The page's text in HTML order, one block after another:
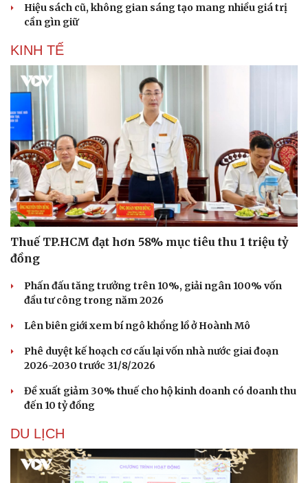
Sức khỏe
Dinh dưỡng - món ngon
Cây thuốc
Sản phụ khoa
Nhi khoa
Nam khoa
Làm đẹp - giảm cân
Phòng mạch online
Ăn sạch sống khỏe
Hiệu sách cũ, không gian sáng tạo mang nhiều giá trị
cần gìn giữ
KINH TẾ
Thuế TP.HCM đạt hơn 58% mục tiêu thu 1 triệu tỷ
đồng
Phấn đấu tăng trưởng trên 10%, giải ngân 100% vốn
đầu tư công trong năm 2026
Lên biên giới xem bí ngô khổng lồ ở Hoành Mô
Phê duyệt kế hoạch cơ cấu lại vốn nhà nước giai đoạn
2026-2030 trước 31/8/2026
Đề xuất giảm 30% thuế cho hộ kinh doanh có doanh thu
đến 10 tỷ đồng
DU LỊCH